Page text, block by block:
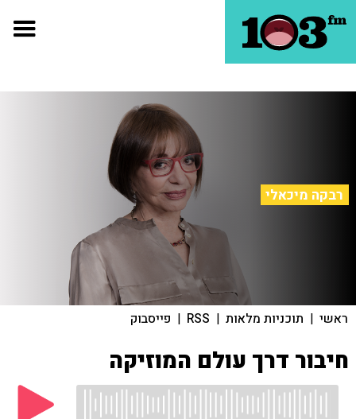
רבקה מיכאלי
ראשי | תוכניות מלאות |
RSS
| פייסבוק
חיבור דרך עולם המוזיקה